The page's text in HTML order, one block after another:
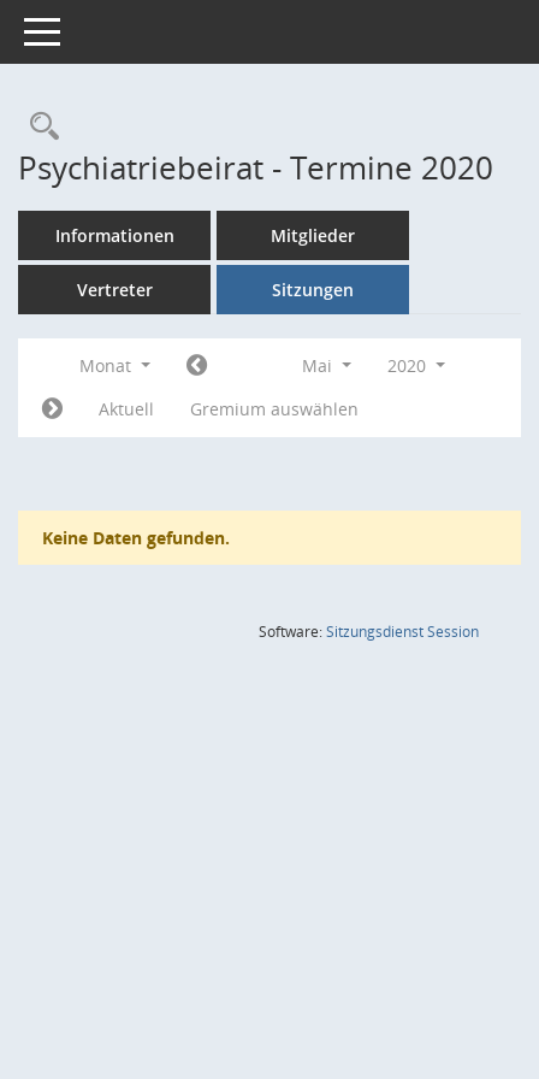
Toggle navigation
Rechercheauswahl
Psychiatriebeirat - Termine 2020
Informationen Mitglieder
Vertreter Sitzungen
Monat Mai
2020
Aktuell
Gremium auswählen
Keine Daten gefunden.
Software:SitzungsdienstSession(Wird in